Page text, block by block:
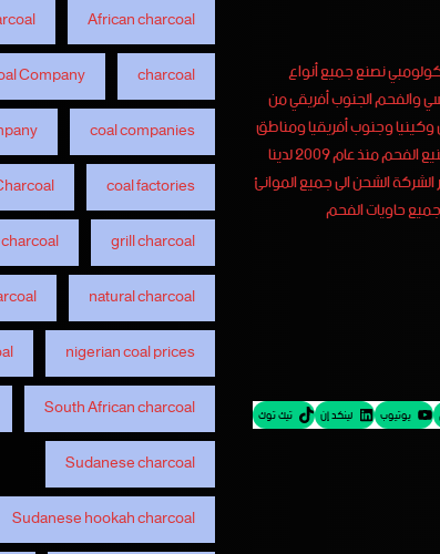
نصنع جميع أنواع
والفحم الجنوب أفريقي من
وجنوب أفريقيا ومناطق
الفحم في كولومبيا نعمل في مجال تصنيع الفحم منذ عام 2009 لدينا
الشحن الى جميع الموانئ
حاويات الفحم
يوتيوب لينكد إن تيك توك
African charcoal
charcoal
Company
coal companies
coal factories
grill charcoal
natural charcoal
nigerian coal prices
South African charcoal
Sudanese charcoal
Sudanese hookah charcoal